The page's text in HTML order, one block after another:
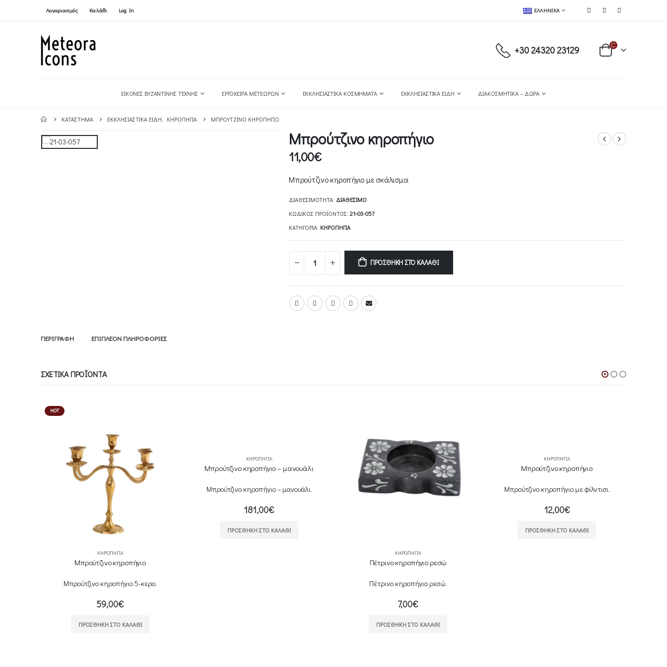
Λογαριασμός Καλάθι Log In ΕΛΛΗΝΙΚΆ
+30 24320 23129
ΕΙΚΌΝΕΣ ΒΥΖΑΝΤΙΝΉΣ ΤΈΧΝΗΣ ΕΡΓΌΧΕΙΡΑ ΜΕΤΕΏΡΩΝ ΕΚΚΛΗΣΙΑΣΤΙΚΆ ΚΟΣΜΉΜΑΤΑ ΕΚΚΛΗΣΙΑΣΤΙΚΆ ΕΊΔΗ ΔΙΑΚΟΣΜΗΤΙΚΆ – ΔΏΡΑ
ΚΑΤΆΣΤΗΜΑ ΕΚΚΛΗΣΙΑΣΤΙΚΆ ΕΊΔΗ ΚΗΡΟΠΉΓΙΑ ΜΠΡΟΎΤΖΙΝΟ ΚΗΡΟΠΉΓΙΟ
Μπρούτζινο κηροπήγιο
11,00€
Μπρούτζινο κηροπήγιο με σκάλισμα
ΔΙΑΘΕΣΙΜΌΤΗΤΑ: ΔΙΑΘΈΣΙΜΟ
ΚΩΔΙΚΌΣ ΠΡΟΪΌΝΤΟΣ: 21-03-057
ΚΑΤΗΓΟΡΊΑ: ΚΗΡΟΠΉΓΙΑ
ΠΡΟΣΘΉΚΗ ΣΤΟ ΚΑΛΆΘΙ
ΠΕΡΙΓΡΑΦΉ ΕΠΙΠΛΈΟΝ ΠΛΗΡΟΦΟΡΊΕΣ
ΣΧΕΤΙΚΆ ΠΡΟΪΌΝΤΑ
HOT
ΚΗΡΟΠΉΓΙΑ
Μπρούτζινο κηροπήγιο
Μπρούτζινο κηροπήγιο 5-κερο.
59,00€
ΠΡΟΣΘΉΚΗ ΣΤΟ ΚΑΛΆΘΙ
ΚΗΡΟΠΉΓΙΑ
Μπρούτζινο κηροπήγιο – μανουάλι
Μπρούτζινο κηροπήγιο – μανουάλι.
181,00€
ΠΡΟΣΘΉΚΗ ΣΤΟ ΚΑΛΆΘΙ
ΚΗΡΟΠΉΓΙΑ
Πέτρινο κηροπήγιο ρεσώ
Πέτρινο κηροπήγιο ρεσώ.
7,00€
ΠΡΟΣΘΉΚΗ ΣΤΟ ΚΑΛΆΘΙ
ΚΗΡΟΠΉΓΙΑ
Μπρούτζινο κηροπήγιο
Μπρούτζινο κηροπήγιο με φίλντισι.
12,00€
ΠΡΟΣΘΉΚΗ ΣΤΟ ΚΑΛΆΘΙ